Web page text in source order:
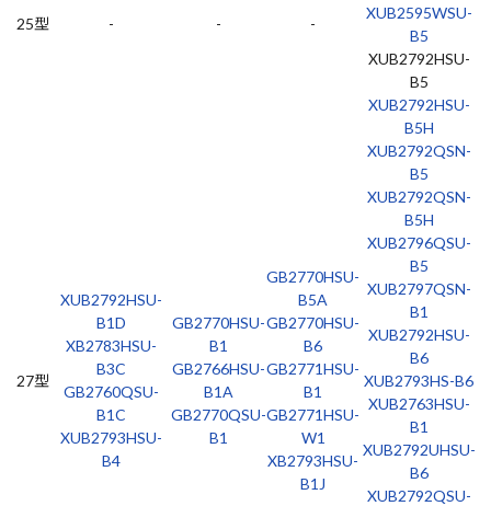
25型 - - -
XUB2595WSU-
B5
27型
XUB2792HSU-
B1D
XB2783HSU-
B3C
GB2760QSU-
B1C
XUB2793HSU-
B4
GB2770HSU-
B1
GB2766HSU-
B1A
GB2770QSU-
B1
GB2770HSU-
B5A
GB2770HSU-
B6
GB2771HSU-
B1
GB2771HSU-
W1
XB2793HSU-
B1J
XUB2792HSU-
B5
XUB2792HSU-
B5H
XUB2792QSN-
B5
XUB2792QSN-
B5H
XUB2796QSU-
B5
XUB2797QSN-
B1
XUB2792HSU-
B6
XUB2793HS-B6
XUB2763HSU-
B1
XUB2792UHSU-
B6
XUB2792QSU-